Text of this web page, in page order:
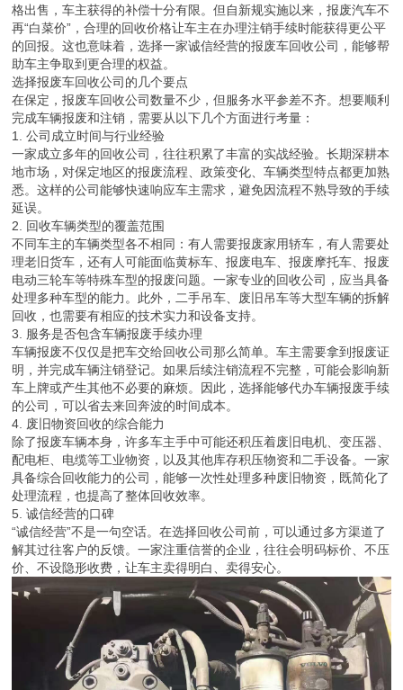
格出售，车主获得的补偿十分有限。但自新规实施以来，报废汽车不
再“白菜价”，合理的回收价格让车主在办理注销手续时能获得更公平
的回报。这也意味着，选择一家诚信经营的报废车回收公司，能够帮
助车主争取到更合理的权益。
选择报废车回收公司的几个要点
在保定，报废车回收公司数量不少，但服务水平参差不齐。想要顺利
完成车辆报废和注销，需要从以下几个方面进行考量：
1. 公司成立时间与行业经验
一家成立多年的回收公司，往往积累了丰富的实战经验。长期深耕本
地市场，对保定地区的报废流程、政策变化、车辆类型特点都更加熟
悉。这样的公司能够快速响应车主需求，避免因流程不熟导致的手续
延误。
2. 回收车辆类型的覆盖范围
不同车主的车辆类型各不相同：有人需要报废家用轿车，有人需要处
理老旧货车，还有人可能面临黄标车、报废电车、报废摩托车、报废
电动三轮车等特殊车型的报废问题。一家专业的回收公司，应当具备
处理多种车型的能力。此外，二手吊车、废旧吊车等大型车辆的拆解
回收，也需要有相应的技术实力和设备支持。
3. 服务是否包含车辆报废手续办理
车辆报废不仅仅是把车交给回收公司那么简单。车主需要拿到报废证
明，并完成车辆注销登记。如果后续注销流程不完整，可能会影响新
车上牌或产生其他不必要的麻烦。因此，选择能够代办车辆报废手续
的公司，可以省去来回奔波的时间成本。
4. 废旧物资回收的综合能力
除了报废车辆本身，许多车主手中可能还积压着废旧电机、变压器、
配电柜、电缆等工业物资，以及其他库存积压物资和二手设备。一家
具备综合回收能力的公司，能够一次性处理多种废旧物资，既简化了
处理流程，也提高了整体回收效率。
5. 诚信经营的口碑
“诚信经营”不是一句空话。在选择回收公司前，可以通过多方渠道了
解其过往客户的反馈。一家注重信誉的企业，往往会明码标价、不压
价、不设隐形收费，让车主卖得明白、卖得安心。